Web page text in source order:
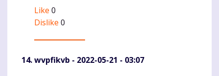
Like 0
Dislike 0
wvpfikvb - 2022-05-21 - 03:07